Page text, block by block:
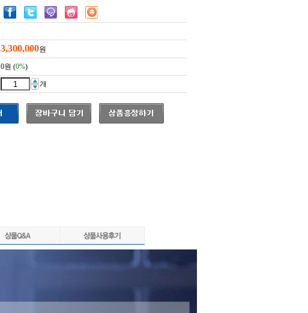
3,300,000원
0원 (0%)
개